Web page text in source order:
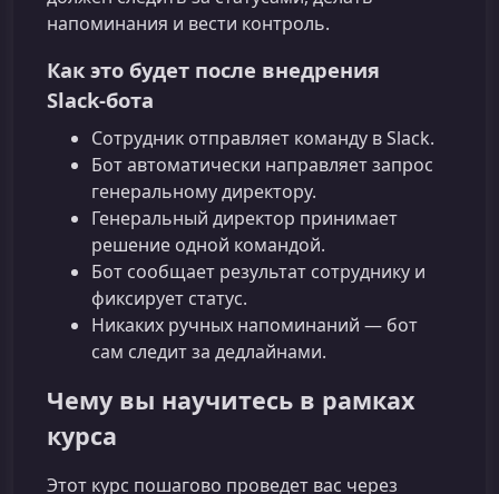
напоминания и вести контроль.
Как это будет после внедрения
Slack‑бота
Сотрудник отправляет команду в Slack.
Бот автоматически направляет запрос
генеральному директору.
Генеральный директор принимает
решение одной командой.
Бот сообщает результат сотруднику и
фиксирует статус.
Никаких ручных напоминаний — бот
сам следит за дедлайнами.
Чему вы научитесь в рамках
курса
Этот курс пошагово проведет вас через